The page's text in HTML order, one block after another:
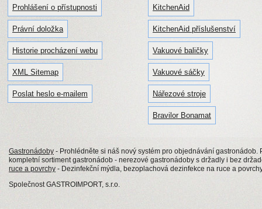
Prohlášení o přístupnosti
Právní doložka
Historie procházení webu
XML Sitemap
Poslat heslo e-mailem
KitchenAid
KitchenAid příslušenství
Vakuové baličky
Vakuové sáčky
Nářezové stroje
Bravilor Bonamat
Gastronádoby - Prohlédněte si náš nový systém pro objednávání
kompletní sortiment gastronádob - nerezové gastronádoby s držadly i bez
ruce a povrchy - Dezinfekční mýdla, bezoplachová dezinfekce na ruce a
Společnost GASTROIMPORT, s.r.o.